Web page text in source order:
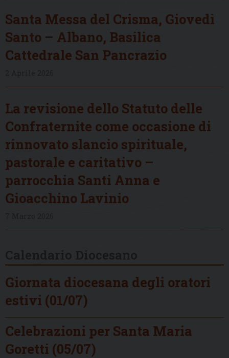
Santa Messa del Crisma, Giovedì
Santo – Albano, Basilica
Cattedrale San Pancrazio
La revisione dello Statuto delle
Confraternite come occasione di
rinnovato slancio spirituale,
pastorale e caritativo –
parrocchia Santi Anna e
Gioacchino Lavinio
Giornata diocesana degli oratori
estivi (01/07)
Celebrazioni per Santa Maria
Goretti (05/07)